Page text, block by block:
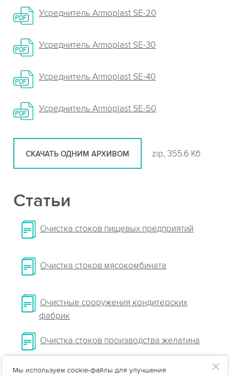
Усреднитель Armoplast SE-20
Усреднитель Armoplast SE-30
Усреднитель Armoplast SE-40
Усреднитель Armoplast SE-50
СКАЧАТЬ ОДНИМ АРХИВОМ zip, 355.6 Кб
Статьи
Очистка стоков пищевых предприятий
Очистка стоков мясокомбината
Очистные сооружения кондитерских
фабрик
Очистка стоков производства желатина
Мы используем cookie-файлы для улучшения